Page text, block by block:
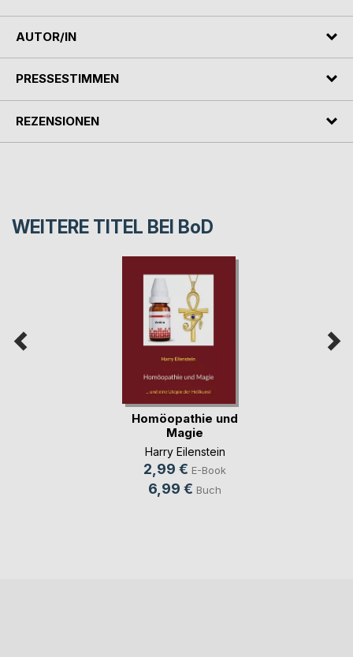
AUTOR/IN
PRESSESTIMMEN
REZENSIONEN
WEITERE TITEL BEI BoD
Homöopathie und
Magie
Harry Eilenstein
2,99 € E-Book
6,99 € Buch